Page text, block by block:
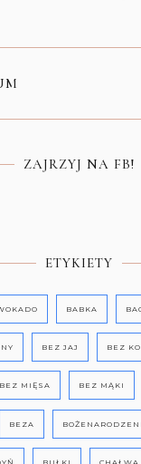
ZAJRZYJ NA FB!
ETYKIETY
BABKA
BEZ JAJ BEZ
BEZ MIĘSA BEZ MĄKI
BEZA